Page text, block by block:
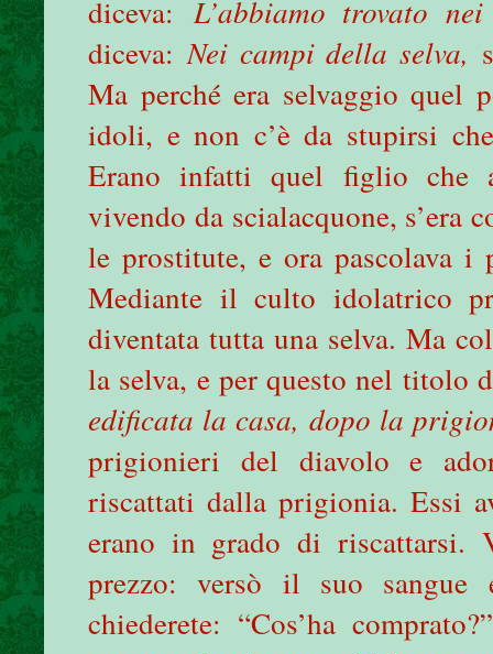
diceva: L’abbiamo trovato
diceva:Nei campi della selva,
Ma perché era selvaggio quel
idoli, e non c’è da stupirsi
Erano infatti quel figlio che
vivendo da scialacquone,
le prostitute, e ora pascolava i
Mediante il culto idolatrico
diventata tutta una selva. Ma
la selva, e per questo nel titolo
edificata la casa, dopo la
prigionieri del diavolo e
riscattati dalla prigionia. Essi
erano in grado di riscattarsi.
prezzo: versò il suo
chiederete: “Cos’ha